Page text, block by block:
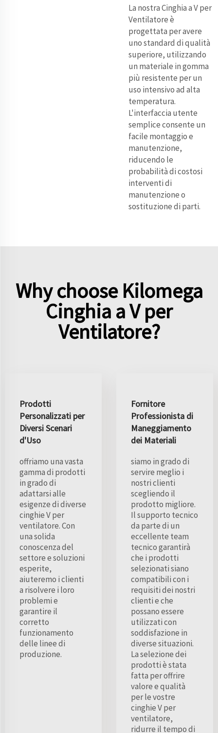
La nostra Cinghia a V per
Ventilatore è
progettata per avere
uno standard di qualità
superiore, utilizzando
un materiale in gomma
più resistente per un
uso intensivo ad alta
temperatura.
L'interfaccia utente
semplice consente un
facile montaggio e
manutenzione,
riducendo le
probabilità di costosi
interventi di
manutenzione o
sostituzione di parti.
Why choose Kilomega
Cinghia a V per
Ventilatore?
Prodotti
Personalizzati per
Diversi Scenari
d'Uso
offriamo una vasta
gamma di prodotti
in grado di
adattarsi alle
esigenze di diverse
cinghie V per
ventilatore. Con
una solida
conoscenza del
settore e soluzioni
esperite,
aiuteremo i clienti
a risolvere i loro
problemi e
garantire il
corretto
funzionamento
delle linee di
produzione.
Fornitore
Professionista di
Maneggiamento
dei Materiali
siamo in grado di
servire meglio i
nostri clienti
scegliendo il
prodotto migliore.
Il supporto tecnico
da parte di un
eccellente team
tecnico garantirà
che i prodotti
selezionati siano
compatibili con i
requisiti dei nostri
clienti e che
possano essere
utilizzati con
soddisfazione in
diverse situazioni.
La selezione dei
prodotti è stata
fatta per offrire
valore e qualità
per le vostre
cinghie V per
ventilatore,
ridurre il tempo di